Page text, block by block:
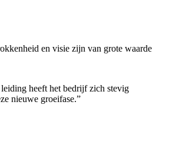
en visie zijn van grote waarde
heeft het bedrijf zich stevig
nieuwe groeifase.”